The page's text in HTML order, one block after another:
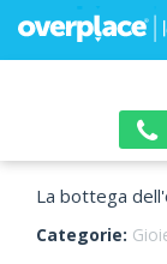
La bottega
Categorie: